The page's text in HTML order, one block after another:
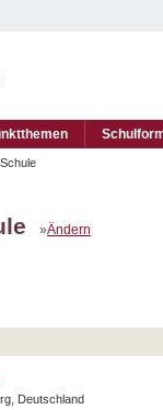
»Ändern
Deutschland